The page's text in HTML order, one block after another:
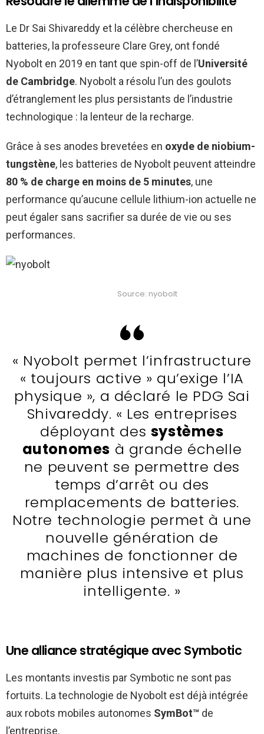
Le Dr Sai Shivareddy et la célèbre chercheuse en
batteries, la professeure Clare Grey, ont fondé
Nyobolt en 2019 en tant que spin-off de l’Université
de Cambridge. Nyobolt a résolu l’un des goulots
d’étranglement les plus persistants de l’industrie
technologique : la lenteur de la recharge.
Grâce à ses anodes brevetées en oxyde de niobium-
tungstène, les batteries de Nyobolt peuvent atteindre
80 % de charge en moins de 5 minutes, une
performance qu’aucune cellule lithium-ion actuelle ne
peut égaler sans sacrifier sa durée de vie ou ses
performances.
Source: nyobolt
« Nyobolt permet l’infrastructure
« toujours active » qu’exige l’IA
physique », a déclaré le PDG Sai
Shivareddy. « Les entreprises
déployant des systèmes
autonomes à grande échelle
ne peuvent se permettre des
temps d’arrêt ou des
remplacements de batteries.
Notre technologie permet à une
nouvelle génération de
machines de fonctionner de
manière plus intensive et plus
intelligente. »
Une alliance stratégique avec Symbotic
Les montants investis par Symbotic ne sont pas
fortuits. La technologie de Nyobolt est déjà intégrée
aux robots mobiles autonomes SymBot™ de
l’entreprise.